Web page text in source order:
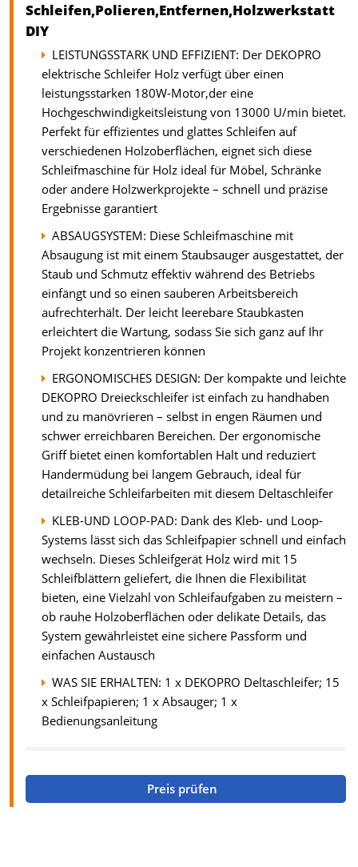
Schleifen,Polieren,Entfernen,Holzwerkstatt
DIY
LEISTUNGSSTARK UND EFFIZIENT: Der DEKOPRO
elektrische Schleifer Holz verfügt über einen
leistungsstarken 180W-Motor,der eine
Hochgeschwindigkeitsleistung von 13000 U/min bietet.
Perfekt für effizientes und glattes Schleifen auf
verschiedenen Holzoberflächen, eignet sich diese
Schleifmaschine für Holz ideal für Möbel, Schränke
oder andere Holzwerkprojekte – schnell und präzise
Ergebnisse garantiert
ABSAUGSYSTEM: Diese Schleifmaschine mit
Absaugung ist mit einem Staubsauger ausgestattet, der
Staub und Schmutz effektiv während des Betriebs
einfängt und so einen sauberen Arbeitsbereich
aufrechterhält. Der leicht leerebare Staubkasten
erleichtert die Wartung, sodass Sie sich ganz auf Ihr
Projekt konzentrieren können
ERGONOMISCHES DESIGN: Der kompakte und leichte
DEKOPRO Dreieckschleifer ist einfach zu handhaben
und zu manövrieren – selbst in engen Räumen und
schwer erreichbaren Bereichen. Der ergonomische
Griff bietet einen komfortablen Halt und reduziert
Handermüdung bei langem Gebrauch, ideal für
detailreiche Schleifarbeiten mit diesem Deltaschleifer
KLEB-UND LOOP-PAD: Dank des Kleb- und Loop-
Systems lässt sich das Schleifpapier schnell und einfach
wechseln. Dieses Schleifgerät Holz wird mit 15
Schleifblättern geliefert, die Ihnen die Flexibilität
bieten, eine Vielzahl von Schleifaufgaben zu meistern –
ob rauhe Holzoberflächen oder delikate Details, das
System gewährleistet eine sichere Passform und
einfachen Austausch
WAS SIE ERHALTEN: 1 x DEKOPRO Deltaschleifer; 15
x Schleifpapieren; 1 x Absauger; 1 x
Bedienungsanleitung
Preis prüfen